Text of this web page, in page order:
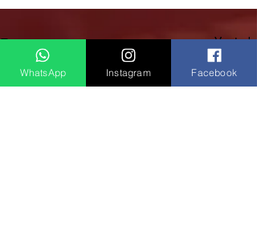
Posts recentes Ver tudo
WhatsApp Instagram Facebook